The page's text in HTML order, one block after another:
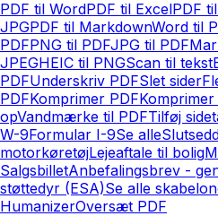
PDF til WordPDF til ExcelPDF
JPGPDF til MarkdownWord til
PDFPNG til PDFJPG til PDF
JPEGHEIC til PNGScan til tekst
PDFUnderskriv PDFSlet sider
PDFKomprimer PDFKomprimer
opVandmærke til PDFTilføj
W-9Formular I-9Se alle
motorkøretøjLejeaftale til bolig
SalgsbilletAnbefalingsbrev -
støttedyr (ESA)Se alle
HumanizerOversæt PDF